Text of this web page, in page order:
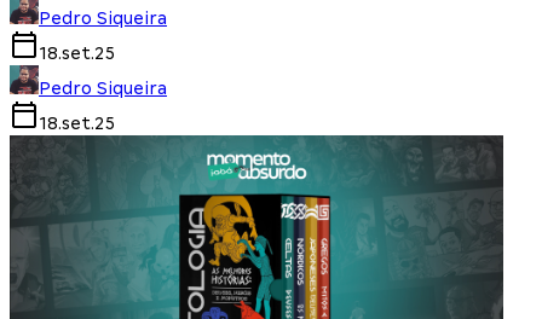
Pedro Siqueira
18.set.25
Pedro Siqueira
18.set.25